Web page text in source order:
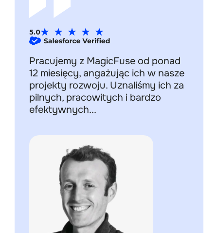
5.0
Pracujemy z MagicFuse od ponad
12 miesięcy, angażując ich w nasze
projekty rozwoju. Uznaliśmy ich za
pilnych, pracowitych i bardzo
efektywnych...